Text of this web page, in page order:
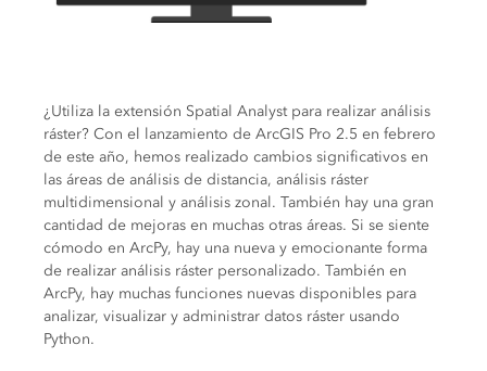
¿Utiliza la extensión Spatial Analyst para realizar análisis
ráster? Con el lanzamiento de ArcGIS Pro 2.5 en febrero
de este año, hemos realizado cambios significativos en
las áreas de análisis de distancia, análisis ráster
multidimensional y análisis zonal. También hay una gran
cantidad de mejoras en muchas otras áreas. Si se siente
cómodo en ArcPy, hay una nueva y emocionante forma
de realizar análisis ráster personalizado. También en
ArcPy, hay muchas funciones nuevas disponibles para
analizar, visualizar y administrar datos ráster usando
Python.